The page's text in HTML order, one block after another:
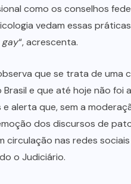
como os conselhos
vedam essas
gay“, acrescenta.
que se trata de uma
e que até hoje não foi
e alerta que, sem a
dos discursos de
circulação nas redes
o Judiciário.